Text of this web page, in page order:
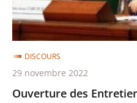
Didier-
Roland
Tabuteau,
vice-
président
du
Ouverture des
DISCOURS
29 novembre 2022